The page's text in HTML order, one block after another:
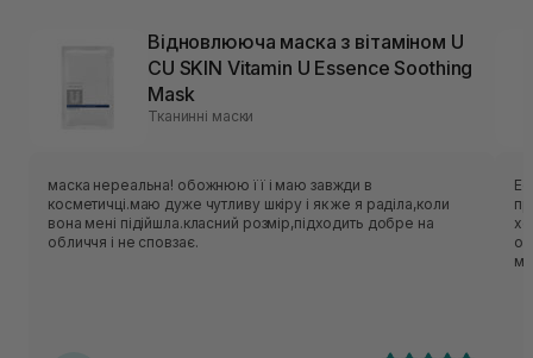
Відновлююча маска з вітаміном U
CU SKIN Vitamin U Essence Soothing
Mask
Тканинні маски
маска нереальна! обожнюю її і маю завжди в
косметичці.маю дуже чутливу шкіру і як же я раділа,коли
вона мені підійшла.класний розмір,підходить добре на
обличчя і не сповзає.